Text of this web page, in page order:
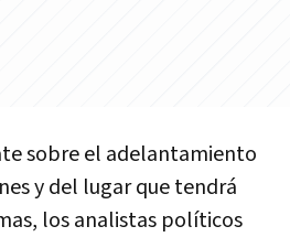
sobreel adelantamiento
ydel lugarquetendrá
, losanalistas políticos